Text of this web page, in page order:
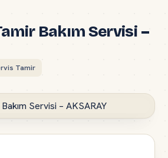
Bakım Servisi –
Tamir